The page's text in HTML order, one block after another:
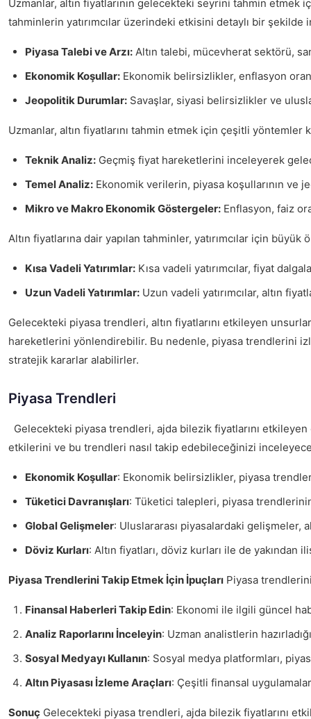
Uzmanlar, altın fiyatlarının gelecekteki seyrini tahmin etmek
tahminlerin yatırımcılar üzerindeki etkisini detaylı bir
Piyasa Talebi ve Arzı: Altın talebi, mücevherat sektörü,
Ekonomik Koşullar: Ekonomik belirsizlikler, enflasyon
Jeopolitik Durumlar: Savaşlar, siyasi belirsizlikler ve
Uzmanlar, altın fiyatlarını tahmin etmek için çeşitli
Teknik Analiz: Geçmiş fiyat hareketlerini inceleyerek
Temel Analiz: Ekonomik verilerin, piyasa koşullarının ve
Mikro ve Makro Ekonomik Göstergeler: Enflasyon, faiz
Altın fiyatlarına dair yapılan tahminler, yatırımcılar için
Kısa Vadeli Yatırımlar: Kısa vadeli yatırımcılar, fiyat
Uzun Vadeli Yatırımlar: Uzun vadeli yatırımcılar, altın
Gelecekteki piyasa trendleri, altın fiyatlarını etkileyen
hareketlerini yönlendirebilir. Bu nedenle, piyasa trendlerini
stratejik kararlar alabilirler.
Piyasa Trendleri
Gelecekteki piyasa trendleri, ajda bilezik fiyatlarını
etkilerini ve bu trendleri nasıl takip edebileceğinizi
Ekonomik Koşullar: Ekonomik belirsizlikler, piyasa
Tüketici Davranışları: Tüketici talepleri, piyasa
Global Gelişmeler: Uluslararası piyasalardaki gelişmeler,
Döviz Kurları: Altın fiyatları, döviz kurları ile de yakından
Piyasa Trendlerini Takip Etmek İçin İpuçları Piyasa
Finansal Haberleri Takip Edin: Ekonomi ile ilgili güncel
Analiz Raporlarını İnceleyin: Uzman analistlerin
Sosyal Medyayı Kullanın: Sosyal medya platformları,
Altın Piyasası İzleme Araçları: Çeşitli finansal
Sonuç Gelecekteki piyasa trendleri, ajda bilezik fiyatlarını